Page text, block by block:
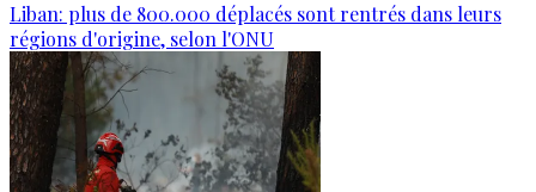
Liban: plus de 800.000 déplacés sont rentrés dans leurs
régions d'origine, selon l'ONU